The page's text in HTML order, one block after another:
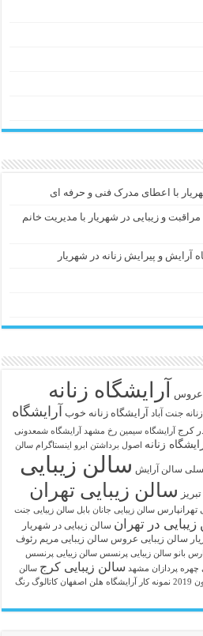
با اعطای مدرک فنی و حرفه ای
و زیبایی در شهریار با مدیریت خانم
آرایش و پیرایش زنانه در شهریار
عروس آرایشگاه زنانه
جنت آباد آرایشگاه زنانه خوب آرایشگاه
کرج آرایشگاه سیمین رخ مشهد
آرایشگاه شمعدونی
زنانه اصول برداشتن ابرو اینستاگرام سالن
سالن آرایش سالن زیبایی
سالن زیبایی تهران
تهرانپارس سالن زیبایی جانان بابل سالن زیبایی جنت
در تهران سالن زیبایی در شهریار
سالن زیبایی عروس سالن زیبایی مریم رئوف
بانو سالن زیبایی پرنسس سالن زیبایی پرنسس
چهره پردازان مشهد سالن زیبایی کرج سالن
نمونه کار آرایشگاه هلن اصفهان کاتالوگ رنگ